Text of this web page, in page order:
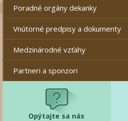
Poradné orgány dekanky
Vnútorné predpisy a dokumenty
Medzinárodné vzťahy
Partneri a sponzori
Opýtajte sa nás